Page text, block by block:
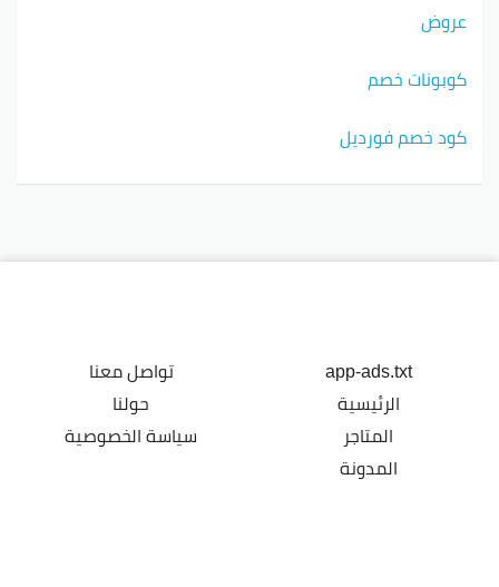
عروض
كوبونات خصم
كود خصم فورديل
app-ads.txt
الرئيسية
المتاجر
المدونة
تواصل معنا
حولنا
سياسة الخصوصية